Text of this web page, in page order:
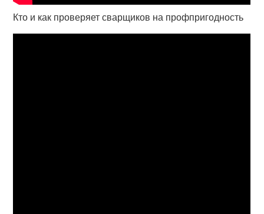
Кто и как проверяет сварщиков на профпригодность